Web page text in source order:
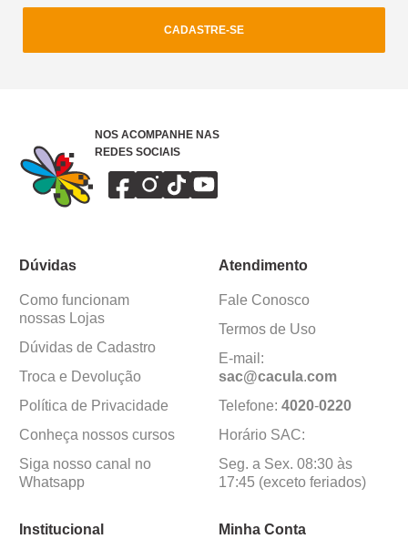
CADASTRE-SE
NOS ACOMPANHE NAS
REDES SOCIAIS
Dúvidas
Como funcionam
nossas Lojas
Dúvidas de Cadastro
Troca e Devolução
Política de Privacidade
Conheça nossos cursos
Siga nosso canal no
Whatsapp
Atendimento
Fale Conosco
Termos de Uso
E-mail:
sac@cacula.com
Telefone: 4020-0220
Horário SAC:
Seg. a Sex. 08:30 às
17:45 (exceto feriados)
Institucional Minha Conta